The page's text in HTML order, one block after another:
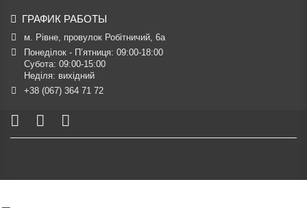
ГРАФИК РАБОТЫ
м. Рівне, провулок Робітничий, 6а
Понеділок - П’ятниця: 09:00-18:00
Субота: 09:00-15:00
Неділя: вихідний
+38 (067) 364 71 72